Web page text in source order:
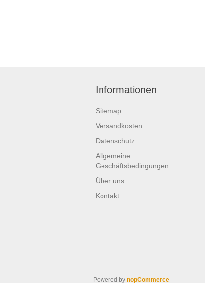
Informationen
Sitemap
Versandkosten
Datenschutz
Allgemeine
Geschäftsbedingungen
Über uns
Kontakt
Powered by nopCommerce